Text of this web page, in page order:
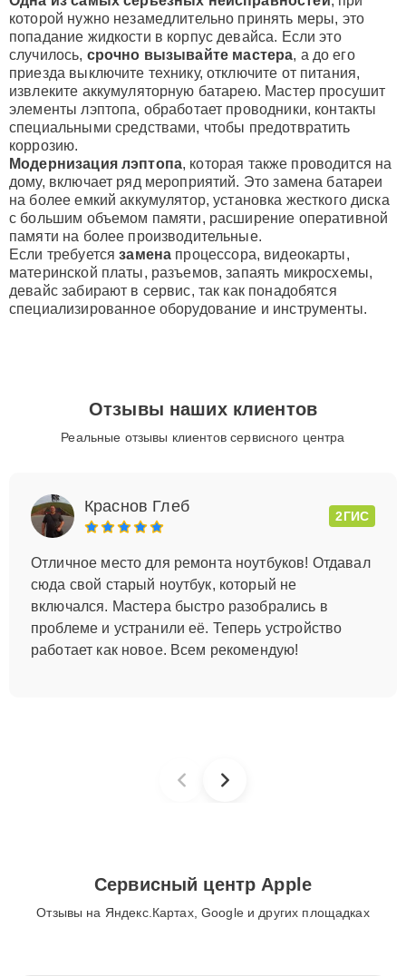
которой нужно незамедлительно принять меры, это
попадание жидкости в корпус девайса. Если это
случилось, срочно вызывайте мастера, а до его
приезда выключите технику, отключите от питания,
извлеките аккумуляторную батарею. Мастер просушит
элементы лэптопа, обработает проводники, контакты
специальными средствами, чтобы предотвратить
коррозию.
Модернизация лэптопа, которая также проводится на
дому, включает ряд мероприятий. Это замена батареи
на более емкий аккумулятор, установка жесткого диска
с большим объемом памяти, расширение оперативной
памяти на более производительные.
Если требуетсязамена процессора, видеокарты,
материнской платы, разъемов, запаять микросхемы,
девайс забирают в сервис, так как понадобятся
специализированное оборудование и инструменты.
Отзывы наших клиентов
Реальные отзывы клиентов сервисного центра
Краснов Глеб
2ГИС
Отличное место для ремонта ноутбуков! Отдавал
сюда свой старый ноутбук, который не
включался. Мастера быстро разобрались в
проблеме и устранили её. Теперь устройство
работает как новое. Всем рекомендую!
Сервисный центр Apple
Отзывы на Яндекс.Картах, Google и других площадках